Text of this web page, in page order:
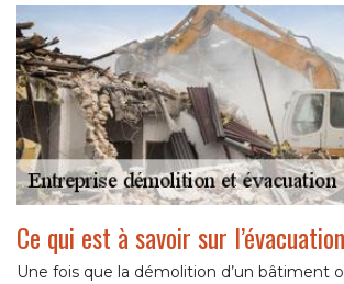
Ce qui est à savoir sur
Une fois que la démolition d’un bâtiment